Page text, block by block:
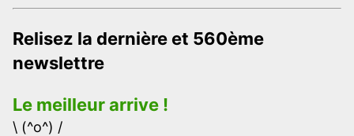
Relisez la dernière et 560ème
newslettre
Le meilleur arrive !
\ (^o^) /